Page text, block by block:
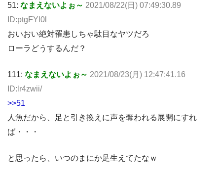
51: なまえないよぉ～ 2021/08/22(日) 07:49:30.89
ID:ptgFYl0l
おいおい絶対罹患しちゃ駄目なヤツだろ
ローラどうするんだ？
111: なまえないよぉ～ 2021/08/23(月) 12:47:41.16
ID:lr4zwii/
>>51
人魚だから、足と引き換えに声を奪われる展開にすれ
ば・・・
と思ったら、いつのまにか足生えてたなｗ